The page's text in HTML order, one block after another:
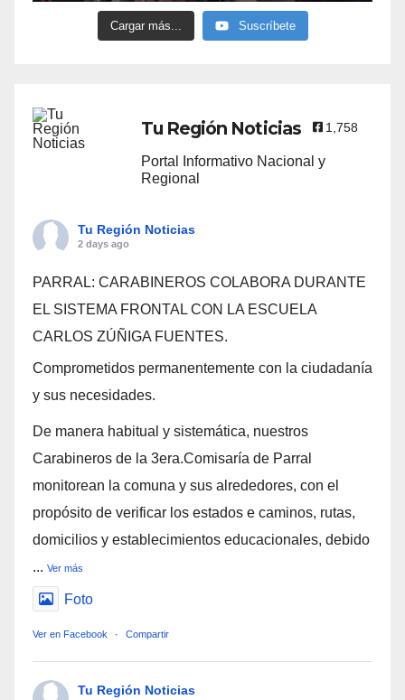
Cargar más... Suscríbete
Tu Región Noticias 1,758
Portal Informativo Nacional y
Regional
Tu Región Noticias
2 days ago
PARRAL: CARABINEROS COLABORA DURANTE
EL SISTEMA FRONTAL CON LA ESCUELA
CARLOS ZÚÑIGA FUENTES.
Comprometidos permanentemente con la ciudadanía
y sus necesidades.
De manera habitual y sistemática, nuestros
Carabineros de la 3era.Comisaría de Parral
monitorean la comuna y sus alrededores, con el
propósito de verificar los estados e caminos, rutas,
domicilios y establecimientos educacionales, debido
... Ver más
Foto
Ver en Facebook · Compartir
Tu Región Noticias